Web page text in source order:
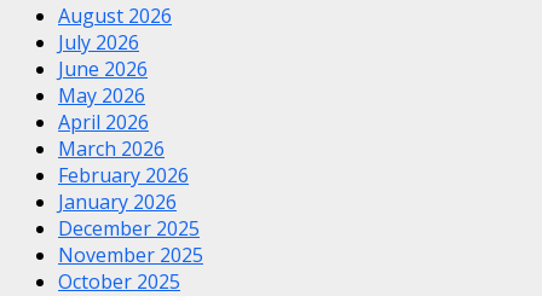
August 2026
July 2026
June 2026
May 2026
April 2026
March 2026
February 2026
January 2026
December 2025
November 2025
October 2025